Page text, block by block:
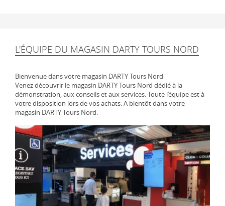
L'ÉQUIPE DU MAGASIN DARTY TOURS NORD
Bienvenue dans votre magasin DARTY Tours Nord
Venez découvrir le magasin DARTY Tours Nord dédié à la
démonstration, aux conseils et aux services. Toute l’équipe est à
votre disposition lors de vos achats. A bientôt dans votre
magasin DARTY Tours Nord.